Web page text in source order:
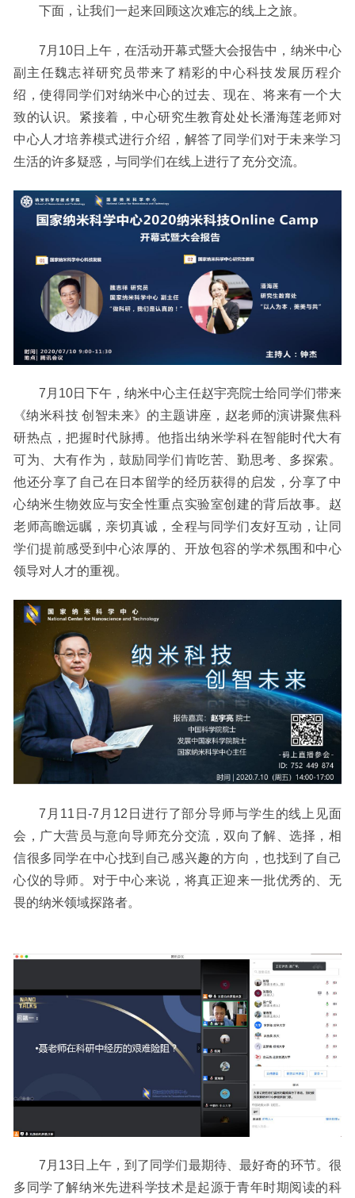
下面，让我们一起来回顾这次难忘的线上之旅。
7月10日
上午，在活动开幕式暨大会报告中，纳米中心
副主任魏志祥研究员带来了精彩的中心科技发展历程介
绍，使得同学们对纳米中心的过去、现在、将来有一个大
致的认识。紧接着，中心研究生教育处处长潘海莲老师对
中心人才培养模式进行介绍，解答了同学们对于未来学习
生活的许多疑惑，与同学们在线上进行了充分交流。
7月10日下午，纳米中心主任赵宇亮院士给同学们带来
《纳米科技 创智未来》的主题讲座，赵老师的演讲聚焦科
研热点，把握时代脉搏。他指出纳米学科在智能时代大有
可为、大有作为，鼓励同学们肯吃苦、勤思考、多探索。
他还分享了自己在日本留学的经历获得的启发，分享了中
心纳米生物效应与安全性重点实验室创建的背后故事。赵
老师高瞻远瞩，亲切真诚，全程与同学们友好互动，让同
学们提前感受到中心浓厚的、开放包容的学术氛围和中心
领导对人才的重视。
7月11日-7月12日进行了部分导师与学生的线上见面
会，广大营员与意向导师充分交流，双向了解、选择，相
信很多同学在中心找到自己感兴趣的方向，也找到了自己
心仪的导师。对于中心来说，将真正迎来一批优秀的、无
畏的纳米领域探路者。
7月 13日上午，到了同学们最期待、最好奇的环节。很
多同学了解纳米先进科学技术是起源于青年时期阅读的科